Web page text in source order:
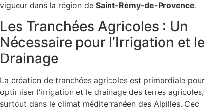
vigueur dans la région de Saint-Rémy-de-Provence.
Les Tranchées Agricoles : Un
Nécessaire pour l’Irrigation et le
Drainage
La création de tranchées agricoles est primordiale pour
optimiser l’irrigation et le drainage des terres agricoles,
surtout dans le climat méditerranéen des Alpilles. Ceci